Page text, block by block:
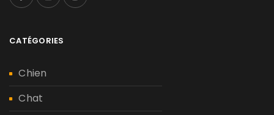
CATÉGORIES
Chien
Chat